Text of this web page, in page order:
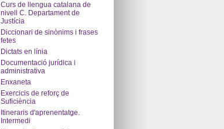
Curs de llengua catalana de
nivell C. Departament de
Justícia
Diccionari de sinònims i frases
fetes
Dictats en línia
Documentació jurídica i
administrativa
Enxaneta
Exercicis de reforç de
Suficiència
Itineraris d'aprenentatge.
Intermedi